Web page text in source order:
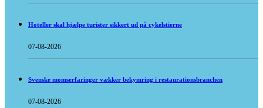
Hoteller skal hjælpe turister sikkert ud på cykelstierne
07-08-2026
Svenske momserfaringer vækker bekymring i restaurationsbranchen
07-08-2026